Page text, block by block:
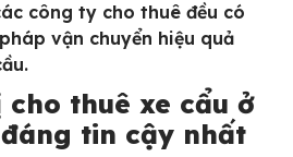
công ty cho thuê đều có
vận chuyển hiệu quả
cho thuê xe cẩu ở
tin cậy nhất